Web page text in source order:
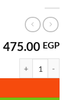
475.00EGP